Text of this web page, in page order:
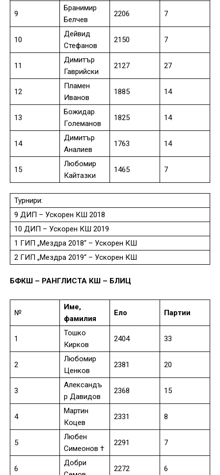
9
Бранимир
Белчев
2206 7
10
Дейвид
Стефанов
2150 7
11
Димитър
Гаврийски
2127 27
12
Пламен
Иванов
1885 14
13
Божидар
Големанов
1825 14
14
Димитър
Аналиев
1763 14
15
Любомир
Кайтазки
1465 7
Турнири:
9 ДИП – Ускорен КШ 2018
10 ДИП – Ускорен КШ 2019
1 ГИП „Мездра 2018“ – Ускорен КШ
2 ГИП „Мездра 2019“ – Ускорен КШ
БФКШ – РАНГЛИСТА КШ – БЛИЦ
№
Име,
фамилия
Ело Партии
1
Тошко
Кирков
2404 33
2
Любомир
Ценков
2381 20
3
Александъ
р Давидов
2368 15
4
Мартин
Коцев
2331 8
5
Любен
Симеонов †
2291 7
6
Добри
2272 6